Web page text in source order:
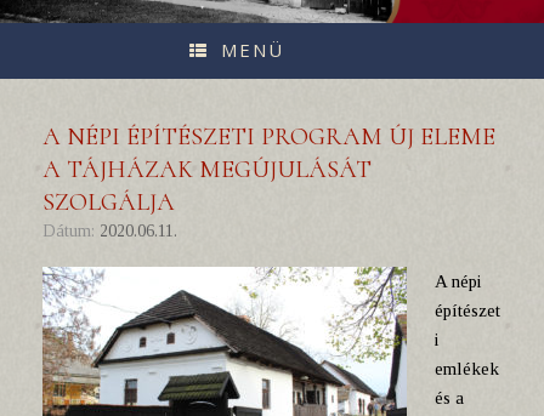
MENÜ
A NÉPI ÉPÍTÉSZETI PROGRAM ÚJ ELEME
A TÁJHÁZAK MEGÚJULÁSÁT
SZOLGÁLJA
Dátum: 2020.06.11.
A népi
építészet
i
emlékek
és a